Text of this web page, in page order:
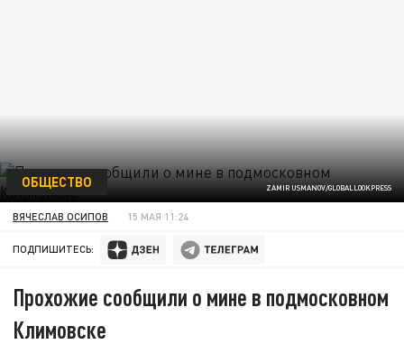
ZAMIR USMANOV/GLOBALLOOKPRESS
ОБЩЕСТВО
ВЯЧЕСЛАВ ОСИПОВ 15 МАЯ 11:24
ПОДПИШИТЕСЬ:
Прохожие сообщили о мине в подмосковном
Климовске